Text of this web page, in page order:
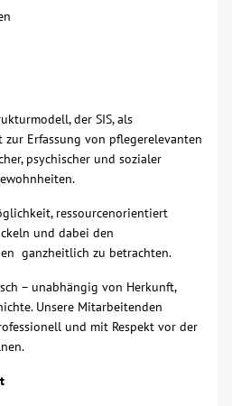
der SIS, als
zur Erfassung von pflegerelevanten
psychischer und sozialer
ressourcenorientiert
und dabei den
ganzheitlich zu betrachten.
– unabhängig von Herkunft,
Unsere Mitarbeitenden
und mit Respekt vor der